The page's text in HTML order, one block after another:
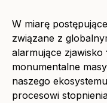
W miarę
związane z
alarmujące zjawisko
monumentalne
naszego
procesowi